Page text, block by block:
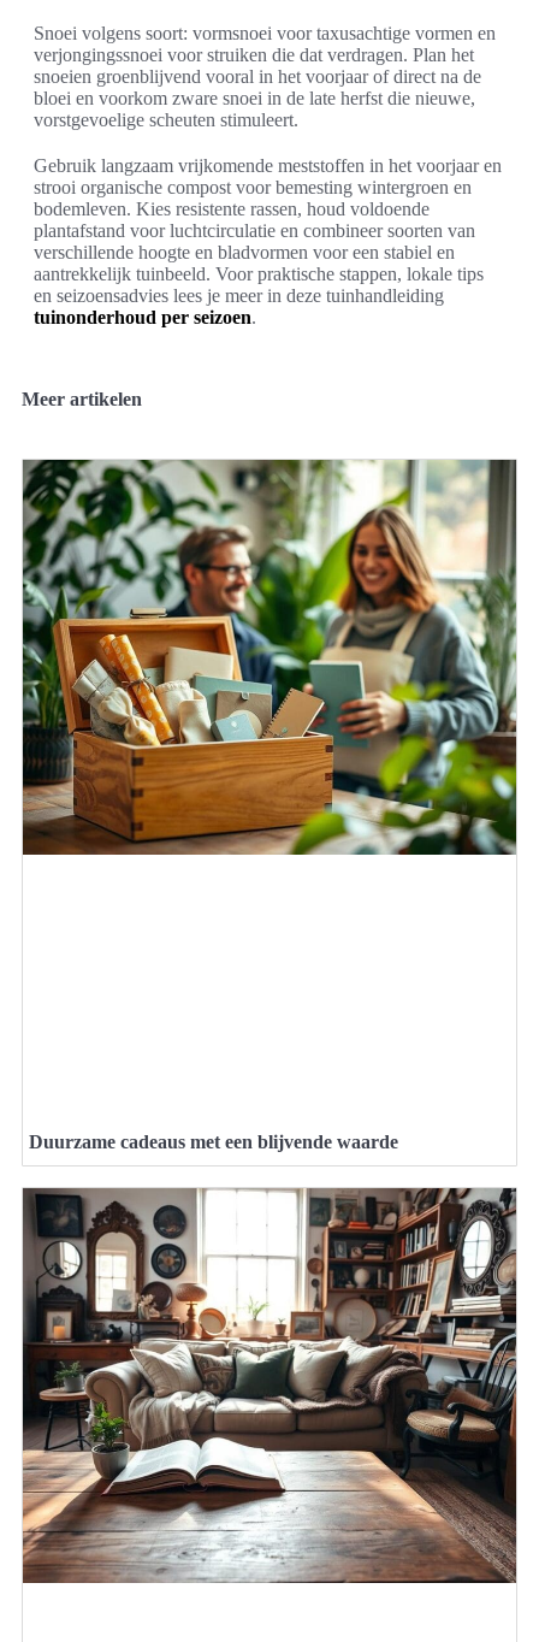
Snoei volgens soort: vormsnoei voor taxusachtige vormen en
verjongingssnoei voor struiken die dat verdragen. Plan het
snoeien groenblijvend vooral in het voorjaar of direct na de
bloei en voorkom zware snoei in de late herfst die nieuwe,
vorstgevoelige scheuten stimuleert.
Gebruik langzaam vrijkomende meststoffen in het voorjaar en
strooi organische compost voor bemesting wintergroen en
bodemleven. Kies resistente rassen, houd voldoende
plantafstand voor luchtcirculatie en combineer soorten van
verschillende hoogte en bladvormen voor een stabiel en
aantrekkelijk tuinbeeld. Voor praktische stappen, lokale tips
en seizoensadvies lees je meer in deze tuinhandleiding
tuinonderhoud per seizoen.
Meer artikelen
Duurzame cadeaus met een blijvende waarde